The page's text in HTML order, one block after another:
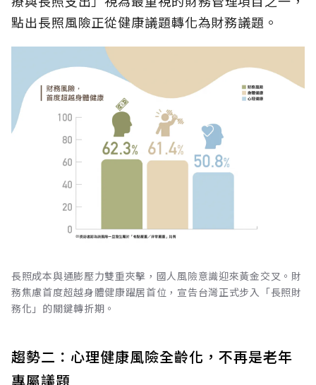
點出長照風險正從健康議題轉化為財務議題。
長照成本與通膨壓力雙重夾擊，國人風險意識迎來黃金交叉。財
務焦慮首度超越身體健康躍居首位，宣告台灣正式步入「長照財
務化」的關鍵轉折期。
趨勢二：心理健康風險全齡化，不再是老年
專屬議題